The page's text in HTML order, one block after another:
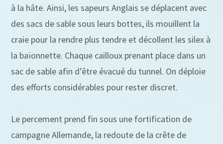
à la hâte. Ainsi, les sapeurs Anglais se déplacent avec
des sacs de sable sous leurs bottes, ils mouillent la
craie pour la rendre plus tendre et décollent les silex à
la baïonnette. Chaque cailloux prenant place dans un
sac de sable afin d’être évacué du tunnel. On déploie
des efforts considérables pour rester discret.
Le percement prend fin sous une fortification de
campagne Allemande, la redoute de la crête de